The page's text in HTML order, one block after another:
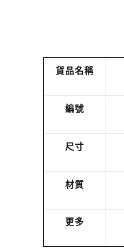
貨品名稱
編號
尺寸
材質
更多